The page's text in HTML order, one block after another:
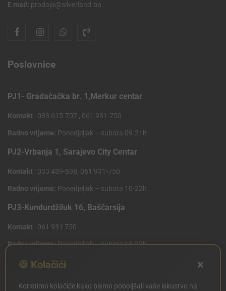
E mail: prodaja@silverland.ba
Poslovnice
PJ1- Gradačačka br. 1,Merkur centar
Kontakt : 033 615-707 , 061 931-750
Radno vrijeme: Ponedjeljak – subota 09-21h
PJ2-Vrbanja 1, Sarajevo City Centar
Kontakt : 033 489-598, 061 931-750
Radno vrijeme: Ponedjeljak – subota 10-22h
PJ3-Kundurdžiluk 16, Baščarsija
Kontakt : 061 931 750
Radno vrijeme:Ponedjeljak – subota 10-22h
PJ4 West Gate,Mostarsko raskrsce 10 (Penny Plus
🍪 Kolačići ×
Koristimo kolačiće kako bismo poboljšali vaše iskustvo na